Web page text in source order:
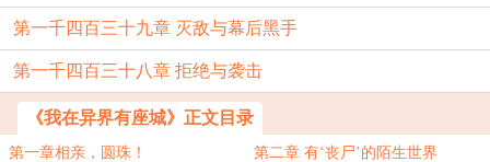
第一千四百三十九章 灭敌与幕后黑手
第一千四百三十八章 拒绝与袭击
《我在异界有座城》正文目录
第一章相亲，圆珠！ 第二章 有‘丧尸’的陌生世界